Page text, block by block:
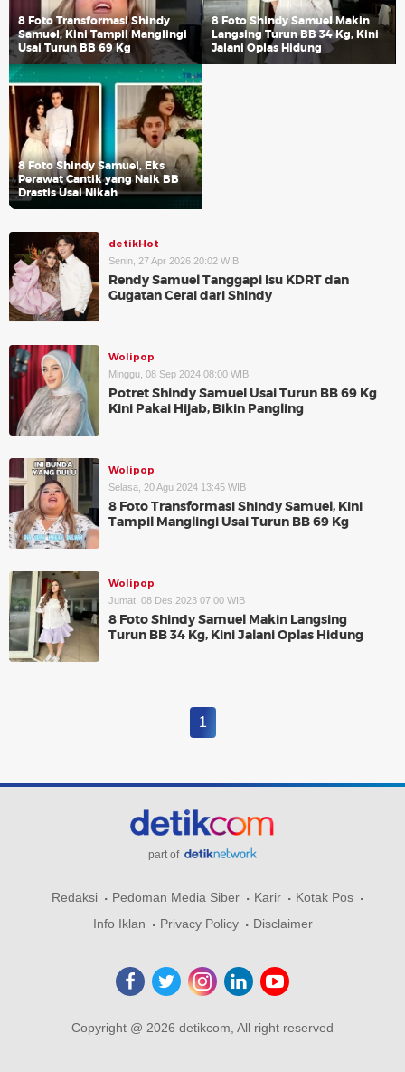
8 Foto Transformasi Shindy
Samuel, Kini Tampil Manglingi
Usai Turun BB 69 Kg
8 Foto Shindy Samuel Makin
Langsing Turun BB 34 Kg, Kini
Jalani Oplas Hidung
8 Foto Shindy Samuel, Eks
Perawat Cantik yang Naik BB
Drastis Usai Nikah
detikHot
Senin, 27 Apr 2026 20:02 WIB
Rendy Samuel Tanggapi Isu KDRT dan
Gugatan Cerai dari Shindy
Wolipop
Minggu, 08 Sep 2024 08:00 WIB
Potret Shindy Samuel Usai Turun BB 69 Kg
Kini Pakai Hijab, Bikin Pangling
Wolipop
Selasa, 20 Agu 2024 13:45 WIB
8 Foto Transformasi Shindy Samuel, Kini
Tampil Manglingi Usai Turun BB 69 Kg
Wolipop
Jumat, 08 Des 2023 07:00 WIB
8 Foto Shindy Samuel Makin Langsing
Turun BB 34 Kg, Kini Jalani Oplas Hidung
1
part of
Redaksi Pedoman Media Siber Karir
Kotak Pos
Info Iklan
Privacy Policy Disclaimer
Copyright @ 2026 detikcom, All right reserved